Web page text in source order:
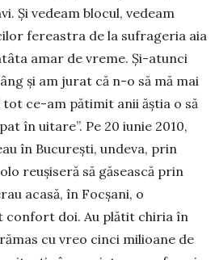
Și vedeam blocul, vedeam
fereastra de la sufrageria aia
amar de vreme. Și-atunci
și am jurat că n-o să mă mai
ce-am pătimit anii ăștia o să
în uitare”. Pe 20 iunie 2010,
în București, undeva, prin
reușiseră să găsească prin
acasă, în Focșani, o
confort doi. Au plătit chiria în
cu vreo cinci milioane de